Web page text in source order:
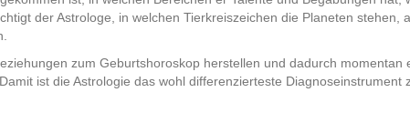
der Astrologe, in welchen Tierkreiszeichen die Planeten stehen,
zum Geburtshoroskop herstellen und dadurch momentan
ist die Astrologie das wohl differenzierteste Diagnoseinstrument